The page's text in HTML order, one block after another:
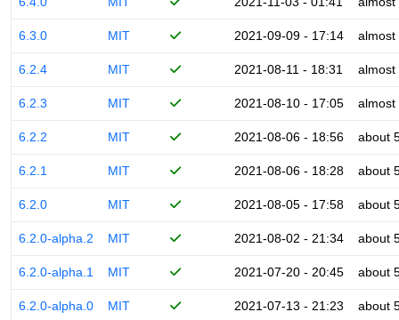
6.3.0 MIT 2021-09-09 - 17:14 almost
6.2.4 MIT 2021-08-11 - 18:31 almost
6.2.3 MIT 2021-08-10 - 17:05 almost
6.2.2 MIT 2021-08-06 - 18:56 about
6.2.1 MIT 2021-08-06 - 18:28 about
6.2.0 MIT 2021-08-05 - 17:58 about
6.2.0-alpha.2 MIT 2021-08-02 - 21:34 about
6.2.0-alpha.1 MIT 2021-07-20 - 20:45 about
6.2.0-alpha.0 MIT 2021-07-13 - 21:23 about